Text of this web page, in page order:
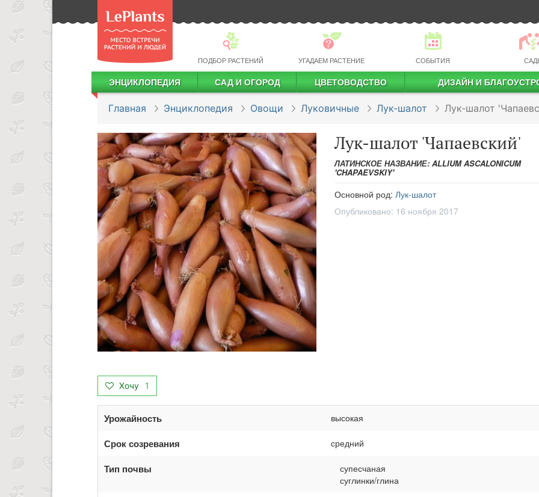
ПОДБОР РАСТЕНИЙ УГАДАЕМ РАСТЕНИЕ СОБЫТИЯ
ЭНЦИКЛОПЕДИЯ САД И ОГОРОД ЦВЕТОВОДСТВО ДИЗАЙН И
Главная Энциклопедия Овощи Луковичные Лук-шалот Лук-шалот
Лук-шалот 'Чапаевский'
ЛАТИНСКОЕ НАЗВАНИЕ: ALLIUM ASCALONICUM
'CHAPAEVSKIY'
Основной род: Лук-шалот
Опубликовано: 16 ноября 2017
Хочу 1
Урожайность высокая
Срок созревания средний
Тип почвы
супесчаная
суглинки/глина